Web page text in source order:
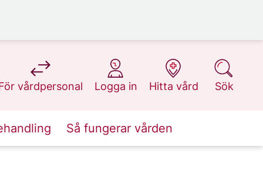
vårdpersonal
på 1177.se
Logga in
på 1177.se
Hitta vård
på 1177.se
Sök
på 1177.se
Så fungerar vården